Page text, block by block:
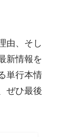
由、そし
新情報を
単行本情
ぜひ最後